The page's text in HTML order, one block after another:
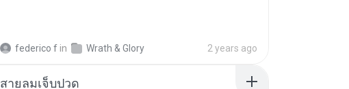
federico f in Wrath & Glory 2 years ago
สายลมเจ็บปวด